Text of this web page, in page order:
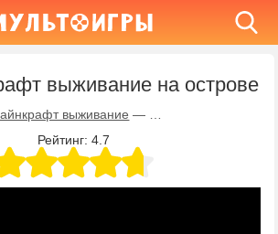
выживание на острове
выживание —
Рейтинг: 4.7